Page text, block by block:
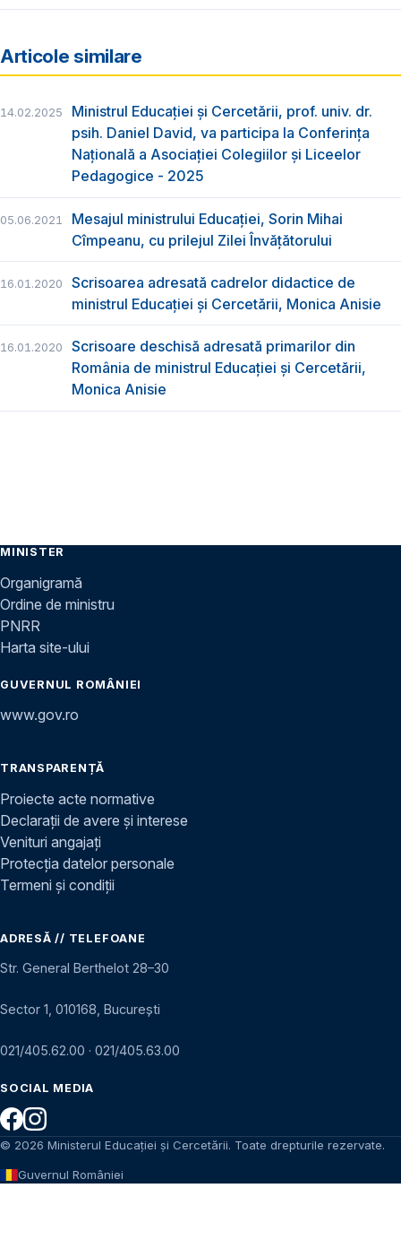
Articole similare
14.02.2025
Ministrul Educației și Cercetării, prof. univ. dr.
psih. Daniel David, va participa la Conferința
Națională a Asociației Colegiilor și Liceelor
Pedagogice - 2025
05.06.2021
Mesajul ministrului Educației, Sorin Mihai
Cîmpeanu, cu prilejul Zilei Învățătorului
16.01.2020
Scrisoarea adresată cadrelor didactice de
ministrul Educației și Cercetării, Monica Anisie
16.01.2020
Scrisoare deschisă adresată primarilor din
România de ministrul Educației și Cercetării,
Monica Anisie
MINISTER
Organigramă
Ordine de ministru
PNRR
Harta site-ului
GUVERNUL ROMÂNIEI
www.gov.ro
TRANSPARENȚĂ
Proiecte acte normative
Declarații de avere și interese
Venituri angajați
Protecția datelor personale
Termeni și condiții
ADRESĂ // TELEFOANE
Str. General Berthelot 28–30
Sector 1, 010168, București
021/405.62.00 · 021/405.63.00
SOCIAL MEDIA
© 2026 Ministerul Educației și Cercetării. Toate drepturile rezervate.
Guvernul României